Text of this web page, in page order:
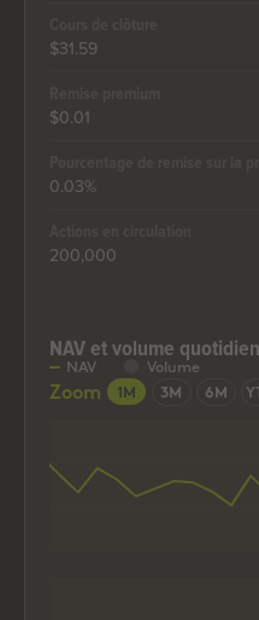
$31.59
$0.01
0.03%
200,000
NAV et
Combination chart with
The chart has 2 X axes
NAV et volume
Zoom 1M 3M 6M
NAV Volume